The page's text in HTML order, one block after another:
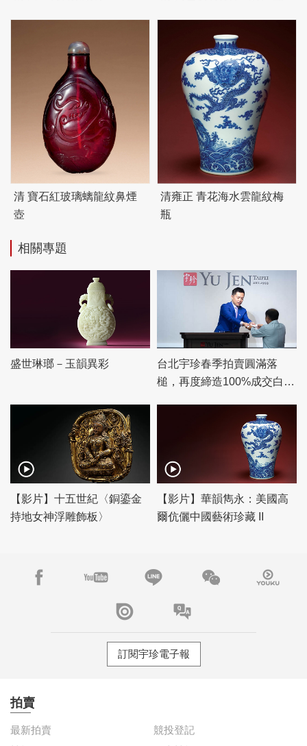
清 寶石紅玻璃螭龍紋鼻煙
壺
清雍正 青花海水雲龍紋梅
瓶
相關專題
盛世琳瑯－玉韻異彩
台北宇珍春季拍賣圓滿落
槌，再度締造100%成交白手
【影片】十五世紀〈銅鎏金
持地女神浮雕飾板〉
【影片】華韻雋永：美國高
爾伉儷中國藝術珍藏 II
訂閱宇珍電子報
拍賣
最新拍賣
競投登記